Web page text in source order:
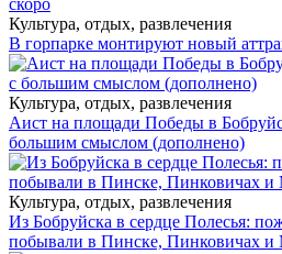
Культура, отдых, развлечения
В горпарке монтируют новый
Культура, отдых, развлечения
Аист на площади Победы в
большим смыслом (дополнено)
Культура, отдых, развлечения
Из Бобруйска в сердце Полесья:
побывали в Пинске, Пинковичах и